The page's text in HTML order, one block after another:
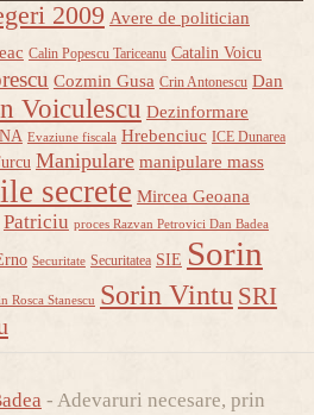
2009 Avere de politician
Calin Popescu Tariceanu Catalin Voicu
Cozmin Gusa Crin Antonescu Dan
Voiculescu Dezinformare
Evaziune fiscala Hrebenciuc ICE Dunarea
Manipulare manipulare mass
secrete Mircea Geoana
Patriciu proces Razvan Petrovici Dan Badea
Securitate Securitatea SIE Sorin
Rosca Stanescu Sorin Vintu SRI
- Adevaruri necesare, prin